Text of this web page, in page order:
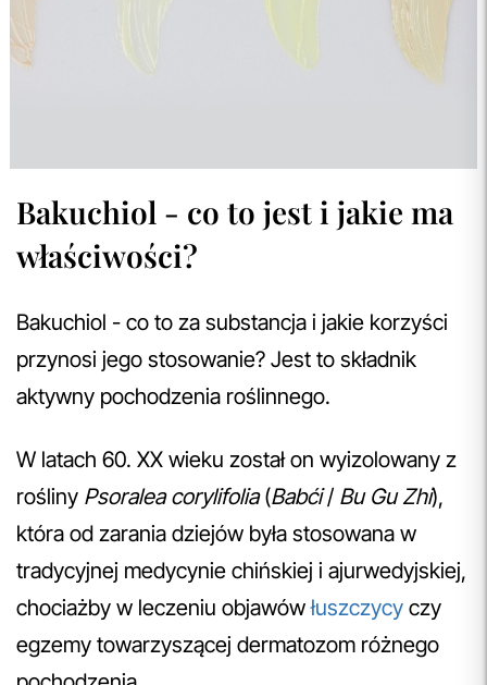
Bakuchiol - co to jest i jakie ma
właściwości?
Bakuchiol - co to za substancja i jakie korzyści
przynosi jego stosowanie? Jest to składnik
aktywny pochodzenia roślinnego.
W latach 60. XX wieku został on wyizolowany z
rośliny Psoralea corylifolia(Babći/ Bu Gu Zhi),
która od zarania dziejów była stosowana w
tradycyjnej medycynie chińskiej i ajurwedyjskiej,
chociażby w leczeniu objawówłuszczycy czy
egzemy towarzyszącej dermatozom różnego